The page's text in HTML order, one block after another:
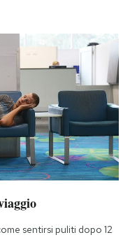
sentirsi puliti dopo 12